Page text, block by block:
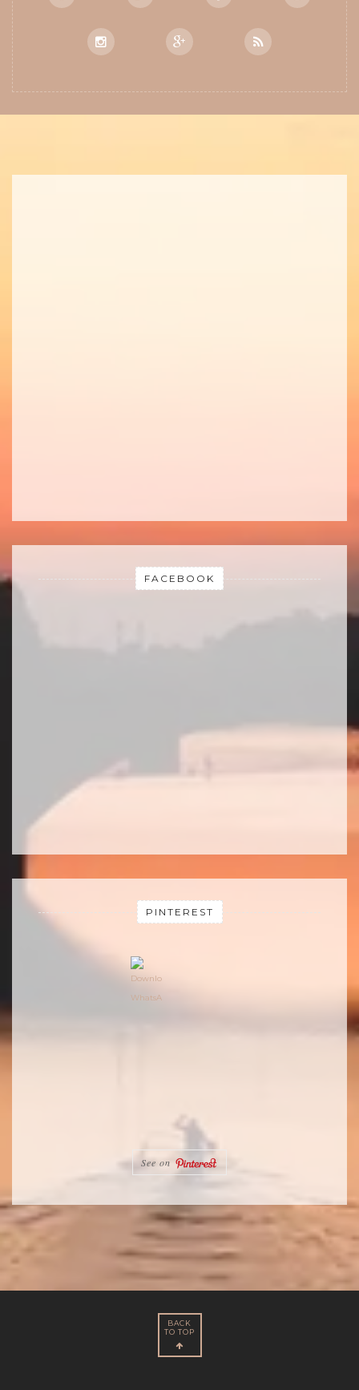
FACEBOOK
PINTEREST
See on
BACK
TO TOP